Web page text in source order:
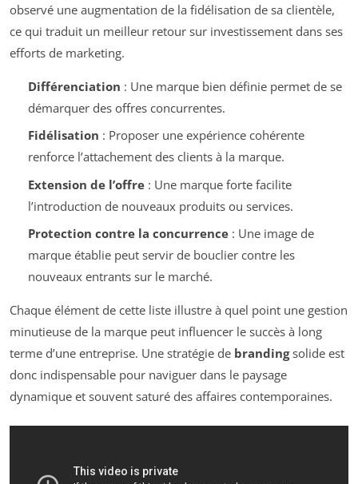
observé une augmentation de la fidélisation de sa clientèle,
ce qui traduit un meilleur retour sur investissement dans ses
efforts de marketing.
Différenciation : Une marque bien définie permet de se
démarquer des offres concurrentes.
Fidélisation : Proposer une expérience cohérente
renforce l’attachement des clients à la marque.
Extension de l’offre: Une marque forte facilite
l’introduction de nouveaux produits ou services.
Protection contre la concurrence: Une image de
marque établie peut servir de bouclier contre les
nouveaux entrants sur le marché.
Chaque élément de cette liste illustre à quel point une gestion
minutieuse de la marque peut influencer le succès à long
terme d’une entreprise. Une stratégie de brandingsolide est
donc indispensable pour naviguer dans le paysage
dynamique et souvent saturé des affaires contemporaines.